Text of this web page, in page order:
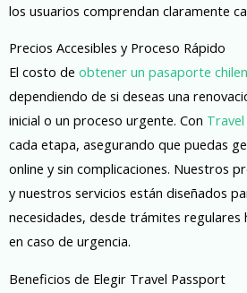
los usuarios comprendan claramente
Precios Accesibles y Proceso Rápido
El costo de obtener un pasaporte
dependiendo de si deseas una
inicial o un proceso urgente. Con
cada etapa, asegurando que puedas
online y sin complicaciones. Nuestros
y nuestros servicios están diseñados
necesidades, desde trámites regulares
en caso de urgencia.
Beneficios de Elegir Travel Passport